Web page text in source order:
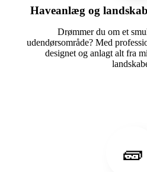
Haveanlæg og
Drømmer du om et
udendørsområde? Med
designet og anlagt alt fra
🧱